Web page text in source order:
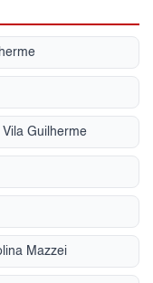
Vila Guilherme
Mazzei